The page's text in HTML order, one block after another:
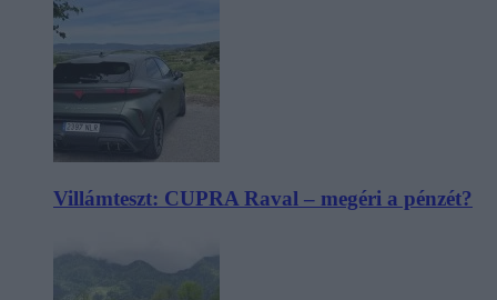
Villámteszt: CUPRA Raval – megéri a pénzét?